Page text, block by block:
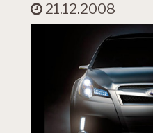
21.12.2008